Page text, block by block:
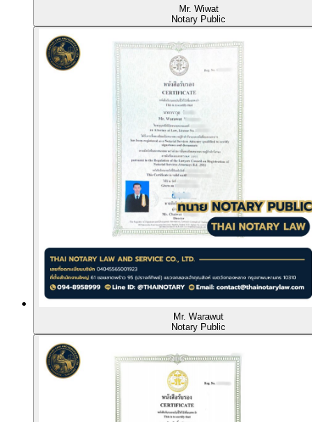
Mr. Wiwat
Notary Public
Mr. Warawut
Notary Public